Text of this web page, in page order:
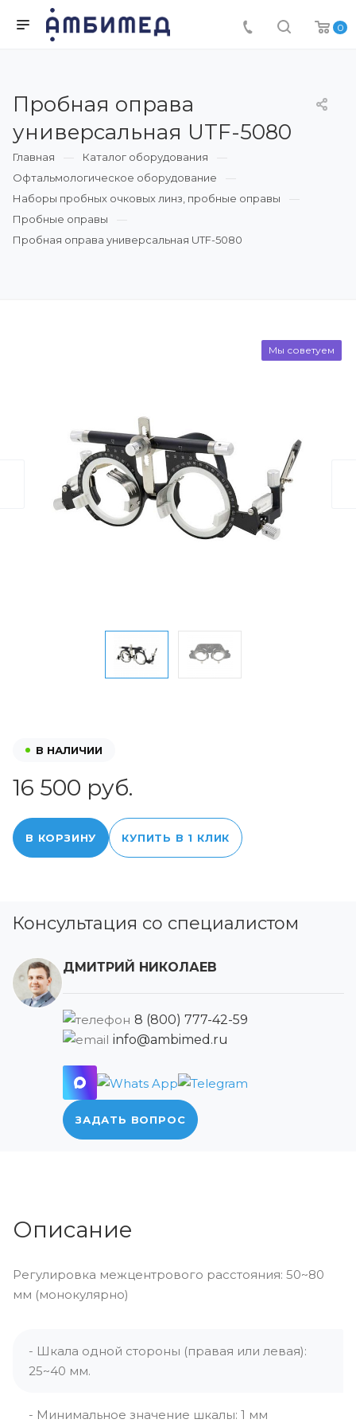
0
Пробная оправа
универсальная UTF-5080
Главная
Каталог оборудования
Офтальмологическое оборудование
Наборы пробных очковых линз, пробные оправы
Пробные оправы
Пробная оправа универсальная UTF-5080
Мы советуем
В НАЛИЧИИ
16 500 руб.
В КОРЗИНУ КУПИТЬ В 1 КЛИК
Консультация со специалистом
ДМИТРИЙ НИКОЛАЕВ
8 (800) 777-42-59
info@ambimed.ru
ЗАДАТЬ ВОПРОС
Описание
Регулировка межцентрового расстояния: 50~80
мм (монокулярно)
- Шкала одной стороны (правая или левая):
25~40 мм.
- Минимальное значение шкалы: 1 мм